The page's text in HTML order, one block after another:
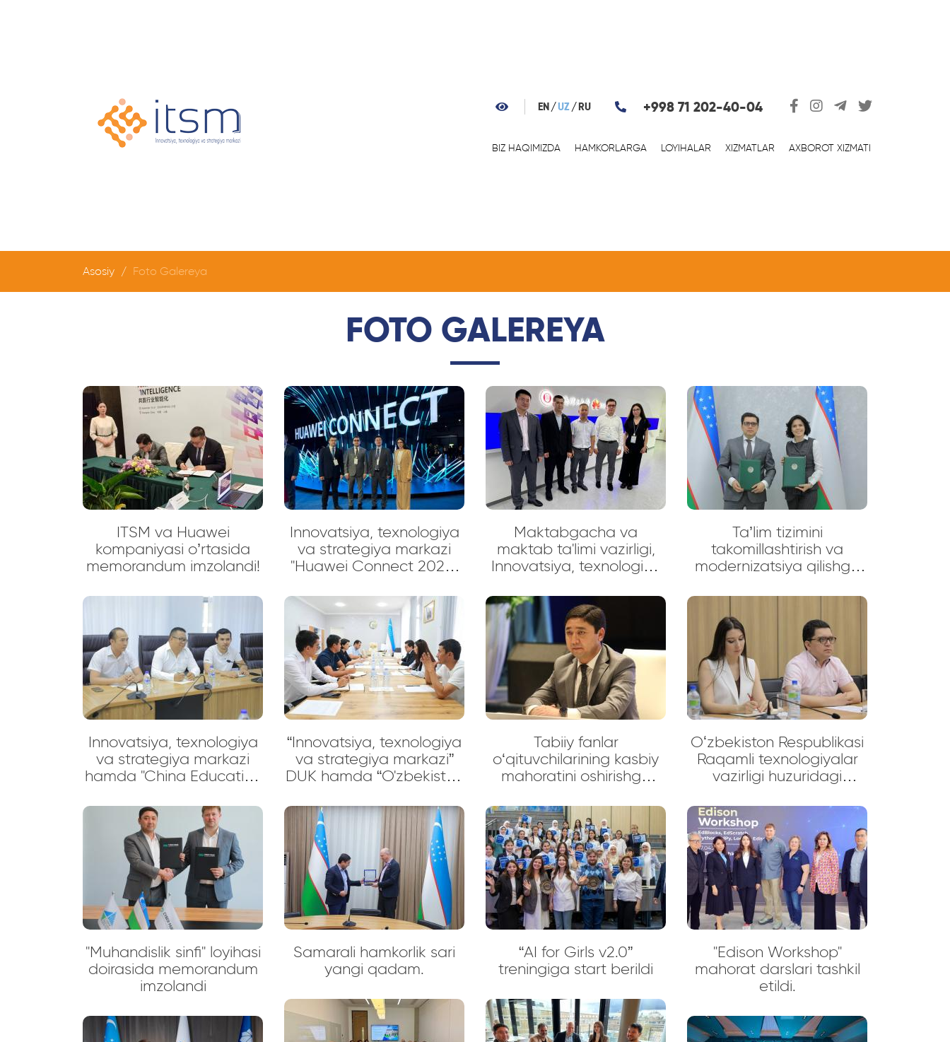
EN UZ RU +998 71 202-40-04
BIZ HAQIMIZDA HAMKORLARGA LOYIHALAR XIZMATLAR AXBOROT XIZMATI
Asosiy Foto Galereya
FOTO GALEREYA
ITSM va Huawei
kompaniyasi o’rtasida
memorandum imzolandi!
Innovatsiya, texnologiya
va strategiya markazi
"Huawei Connect 2024"
Maktabgacha va
maktab ta'limi vazirligi,
Innovatsiya, texnologiya
hamda mahalliy
universitetlar mas'ul
xodimlari 19-21 sentabr
kunlarida bo'lib o'tadigan
"Huawei Connect 2024"
tadbirida ishtirok etish
maqsadida Shanxay
shahriga tashr
Ta’lim tizimini
takomillashtirish va
modernizatsiya qilishga
Maktabgacha va
maktab ta’limi vazirligi
huzuridagi Innovatsiya,
texnologiya va strategiya
markazi hamda
O‘zbekiston Respublikasi
taʼlimni rivojlantirish
respublika ilmiy-meto
Innovatsiya, texnologiya
va strategiya markazi
hamda "China Education
Technology" kompaniyasi
vakillari bilan uchrashuv
bo‘lib o‘tdi!
“Innovatsiya, texnologiya
va strategiya markazi”
DUK hamda “O'zbekiston
rivojlantirish Respublika
ilmiy-metodik markazi”
vakillari bilan yig'ilish
bo‘lib o‘tdi!
Tabiiy fanlar
o‘qituvchilarining kasbiy
mahoratini oshirishga
treninglari bo‘lib
o‘tmoqda
Oʻzbekiston Respublikasi
Raqamli texnologiyalar
vazirligi huzuridagi
texnologiyalari agentligi"
vakillari oʻrtasida
uchrashuv boʻlib oʻtdi.
"Muhandislik sinfi" loyihasi
doirasida memorandum
imzolandi
Samarali hamkorlik sari
yangi qadam.
“AI for Girls v2.0”
treningiga start berildi
"Edison Workshop"
mahorat darslari tashkil
etildi.